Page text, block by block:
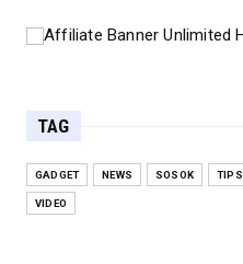
TAG
GADGET NEWS SOSOK TIPS
VIDEO